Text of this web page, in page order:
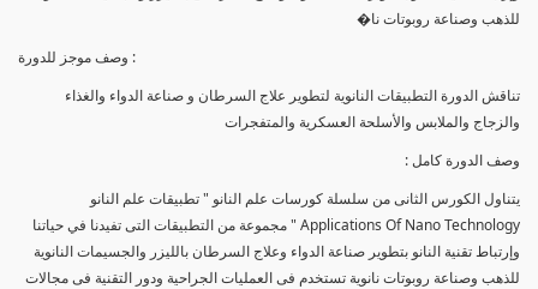
للذهب وصناعة روبوتات نا�
وصف موجز للدورة :
تناقش الدورة التطبيقات النانوية لتطوير علاج السرطان و صناعة الدواء والغذاء
والزجاج والملابس والأسلحة العسكرية والمتفجرات
وصف الدورة كامل :
يتناول الكورس الثانى من سلسلة كورسات علم النانو " تطبيقات علم النانو
Applications Of Nano Technology " مجموعة من التطبيقات التى تفيدنا في حياتنا
وإرتباط تقنية النانو بتطوير صناعة الدواء وعلاج السرطان بالليزر والجسيمات النانوية
للذهب وصناعة روبوتات نانوية تستخدم فى العمليات الجراحية ودور التقنية فى مجالات